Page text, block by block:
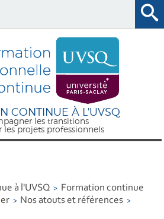
CONTINUE À L'UVSQ
les transitions
les projets professionnels
à l'UVSQ
Formation continue
Nos atouts et références